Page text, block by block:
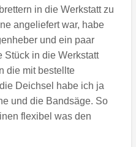
in die Werkstatt zu
angeliefert war, habe
und ein paar
Stück in die Werkstatt
die mit bestellte
Deichsel habe ich ja
und die Bandsäge. So
flexibel was den